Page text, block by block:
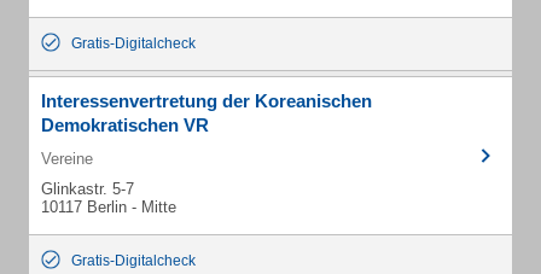
Gratis-Digitalcheck
Interessenvertretung der Koreanischen
Demokratischen VR
Vereine
Glinkastr. 5-7
10117 Berlin - Mitte
Gratis-Digitalcheck